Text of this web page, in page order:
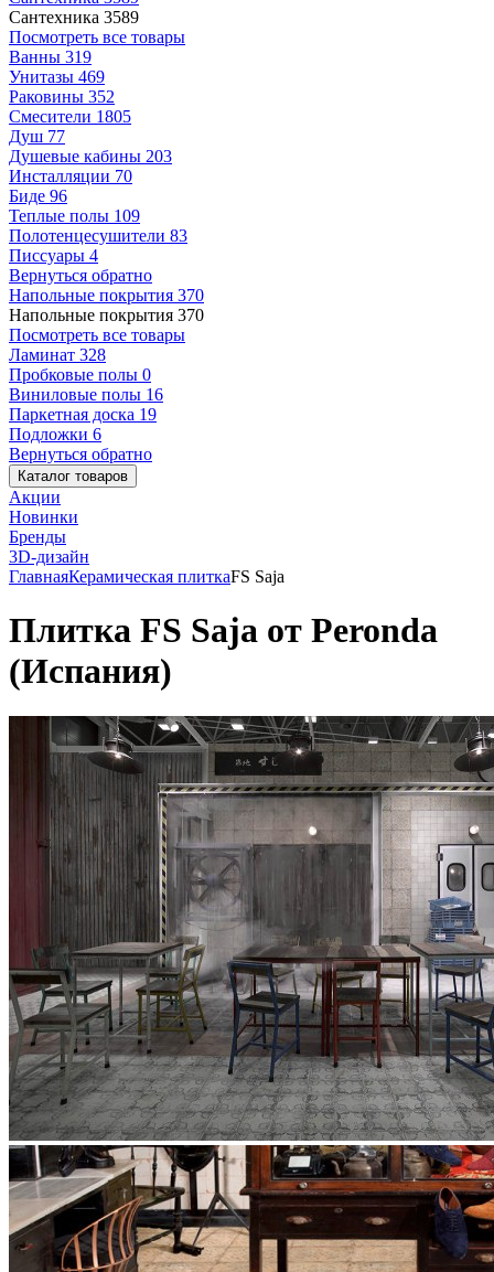
Сантехника 3589
Посмотреть все товары
Ванны 319
Унитазы 469
Раковины 352
Смесители 1805
Душ 77
Душевые кабины 203
Инсталляции 70
Биде 96
Теплые полы 109
Полотенцесушители 83
Писсуары 4
Вернуться обратно
Напольные покрытия 370
Напольные покрытия 370
Посмотреть все товары
Ламинат 328
Пробковые полы 0
Виниловые полы 16
Паркетная доска 19
Подложки 6
Вернуться обратно
Каталог товаров
Акции
Новинки
Бренды
3D-дизайн
ГлавнаяКерамическая плиткаFS Saja
Плитка FS Saja от Peronda
(Испания)